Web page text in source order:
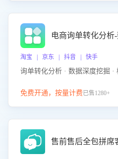
电商询单转化分
淘宝 | 京东 | 抖音 | 快手
询单转化分析 · 数据深度挖掘 ·
免费开通，按量计费已售1280+
售前售后全包拼席